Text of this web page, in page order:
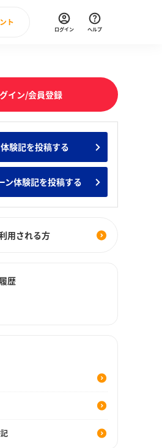
みんなのインターン人気企業ランキ
ト
直近のイベント一覧
ログイン ヘルプ
イン/会員登録
験記を投稿する
ン体験記を投稿する
用される方
歴